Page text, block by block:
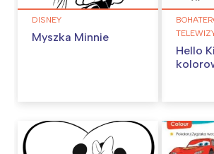
DISNEY
Myszka Minnie
Hello